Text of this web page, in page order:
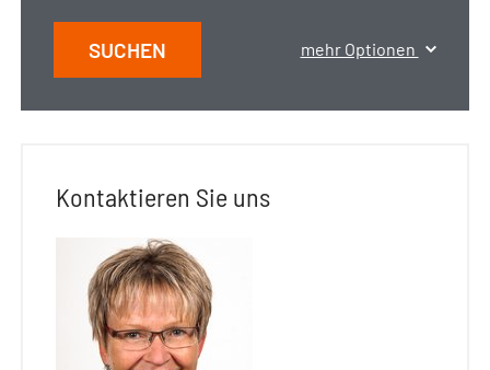
SUCHEN mehr Optionen
Kontaktieren Sie uns